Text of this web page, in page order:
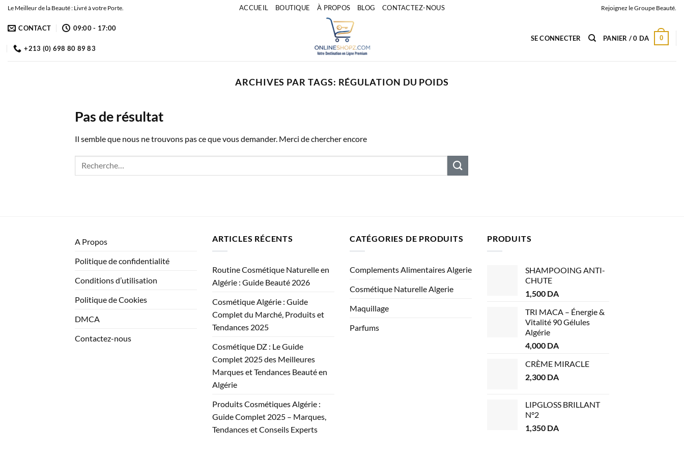
Passer
contenu
Le Meilleur de la Beauté : Livré à votre Porte. ACCUEIL BOUTIQUE À PROPOS BLOG CONTACTEZ-NOUS Rejoignez le Groupe Beauté.
CONTACT 09:00 - 17:00
+213 (0) 698 80 89 83
SE CONNECTER PANIER /0 DA 0
ARCHIVES PAR TAGS: RÉGULATION DU POIDS
Pas de résultat
Il semble que nous ne trouvons pas ce que vous demander. Merci de chercher encore
A Propos
Politique de confidentialité
Conditions d’utilisation
Politique de Cookies
DMCA
Contactez-nous
ARTICLES RÉCENTS
Routine Cosmétique Naturelle en
Algérie : Guide Beauté 2026
Cosmétique Algérie : Guide
Complet du Marché, Produits et
Tendances 2025
Cosmétique DZ : Le Guide
Complet 2025 des Meilleures
Marques et Tendances Beauté en
Algérie
Produits Cosmétiques Algérie :
Guide Complet 2025 – Marques,
Tendances et Conseils Experts
CATÉGORIES DE PRODUITS
Complements Alimentaires Algerie
Cosmétique Naturelle Algerie
Maquillage
Parfums
PRODUITS
SHAMPOOING ANTI-
CHUTE
1,500 DA
TRI MACA – Énergie &
Vitalité 90 Gélules
Algérie
4,000 DA
CRÈME MIRACLE
2,300 DA
LIPGLOSS BRILLANT
N°2
1,350 DA